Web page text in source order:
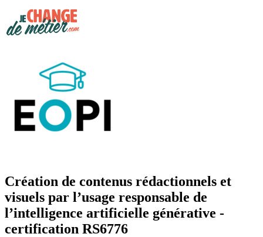
Création de contenus rédactionnels et
visuels par l’usage responsable de
l’intelligence artificielle générative -
certification RS6776